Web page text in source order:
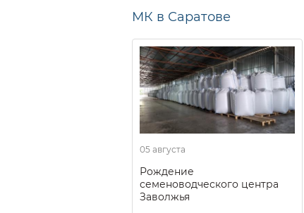
МК в Саратове
05 августа
Рождение
семеноводческого центра
Заволжья